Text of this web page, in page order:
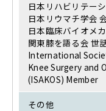
日本リハビリテー
日本リウマチ学会
日本臨床バイオメ
関東膝を語る会 世
International
Knee Surgery and
(ISAKOS) Member
その他